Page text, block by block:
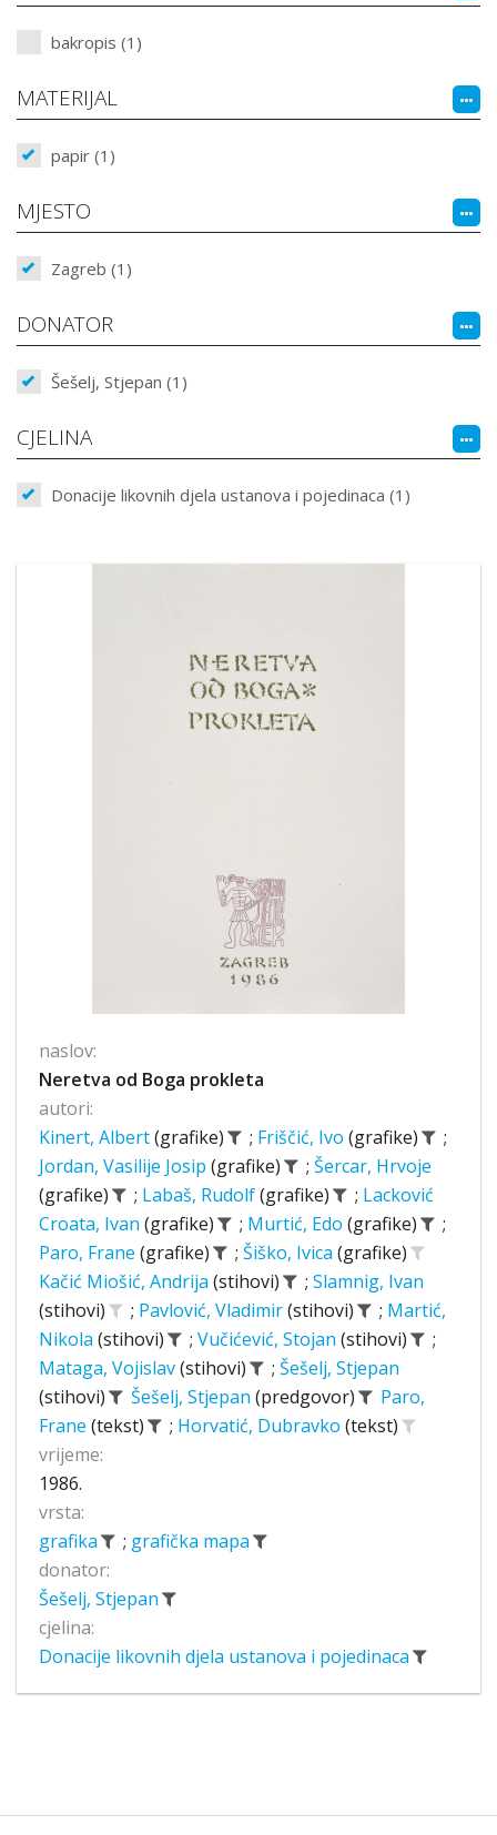
bakropis (1)
MATERIJAL
papir (1)
MJESTO
Zagreb (1)
DONATOR
Šešelj, Stjepan (1)
CJELINA
Donacije likovnih djela ustanova i pojedinaca (1)
naslov:
Neretva od Boga prokleta
autori:
Kinert, Albert(grafike) ; Friščić, Ivo (grafike)
;
Jordan, Vasilije Josip (grafike) ; Šercar, Hrvoje
(grafike)
; Labaš, Rudolf(grafike) ; Lacković
Croata, Ivan (grafike) ; Murtić, Edo (grafike)
;
Paro, Frane (grafike) ; Šiško, Ivica (grafike)
Kačić Miošić, Andrija (stihovi) ; Slamnig, Ivan
(stihovi)
; Pavlović, Vladimir(stihovi) ; Martić,
Nikola (stihovi) ; Vučićević, Stojan (stihovi)
;
Mataga, Vojislav(stihovi) ; Šešelj, Stjepan
(stihovi)
Šešelj, Stjepan (predgovor)
Paro,
Frane (tekst) ; Horvatić, Dubravko (tekst)
vrijeme:
1986.
vrsta:
grafika
; grafička mapa
donator:
Šešelj, Stjepan
cjelina:
Donacije likovnih djela ustanova i pojedinaca